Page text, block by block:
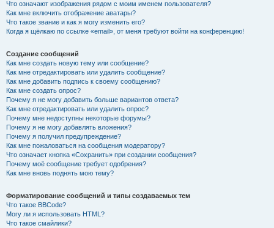
Что означают изображения рядом с моим именем пользователя?
Как мне включить отображение аватары?
Что такое звание и как я могу изменить его?
Когда я щёлкаю по ссылке «email», от меня требуют войти на конференцию!
Создание сообщений
Как мне создать новую тему или сообщение?
Как мне отредактировать или удалить сообщение?
Как мне добавить подпись к своему сообщению?
Как мне создать опрос?
Почему я не могу добавить больше вариантов ответа?
Как мне отредактировать или удалить опрос?
Почему мне недоступны некоторые форумы?
Почему я не могу добавлять вложения?
Почему я получил предупреждение?
Как мне пожаловаться на сообщения модератору?
Что означает кнопка «Сохранить» при создании сообщения?
Почему моё сообщение требует одобрения?
Как мне вновь поднять мою тему?
Форматирование сообщений и типы создаваемых тем
Что такое BBCode?
Могу ли я использовать HTML?
Что такое смайлики?